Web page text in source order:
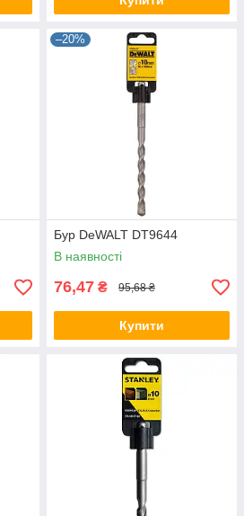
–20%
Бур DeWALT DT9644
В наявності
76,47 ₴ 95,68 ₴
Купити